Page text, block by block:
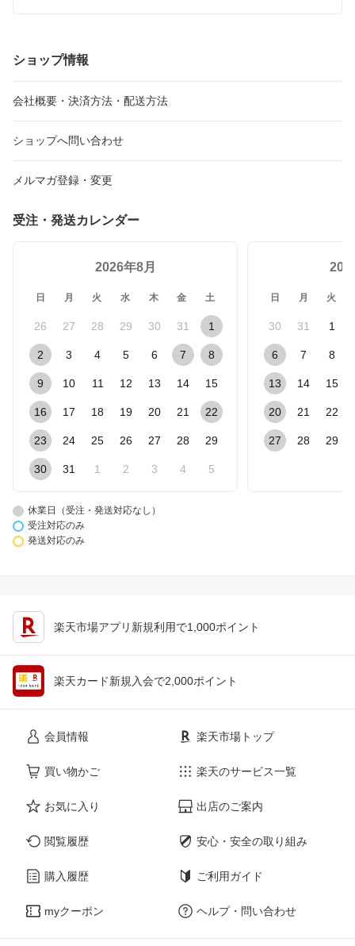
ショップ情報
会社概要・決済方法・配送方法
ショップへ問い合わせ
メルマガ登録・変更
受注・発送カレンダー
2026年8月
日 月 火 水 木 金 土
26 27 28 29 30 31 1
2 3 4 5 6 7 8
9 10 11 12 13 14 15
16 17 18 19 20 21 22
23 24 25 26 27 28 29
30 31 1 2 3 4 5
日 月 火
30 31 1
6 7 8
13 14 15
20 21 22
27 28 29
休業日（受注・発送対応なし）
受注対応のみ
発送対応のみ
楽天市場アプリ新規利用で1,000ポイント
楽天カード新規入会で2,000ポイント
会員情報
買い物かご
お気に入り
閲覧履歴
購入履歴
myクーポン
楽天市場トップ
楽天のサービス一覧
出店のご案内
安心・安全の取り組み
ご利用ガイド
ヘルプ・問い合わせ